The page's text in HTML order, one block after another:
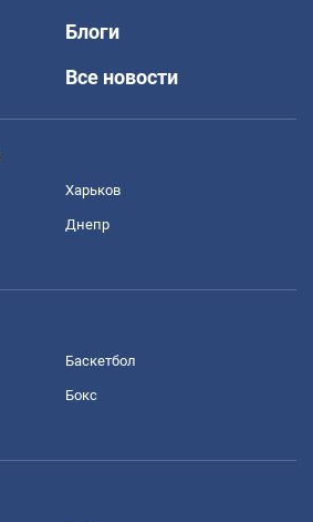
Блоги
Все новости
Харьков
Днепр
Баскетбол
Бокс